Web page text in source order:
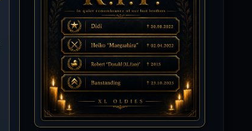
Hallo meine Lieben!
Isimiyaki
10.07.2026 / 00:34
Alles gute chickpea
Mojochilla
02.07.2026 / 15:53
Was geht aaaaaaaaaaaab